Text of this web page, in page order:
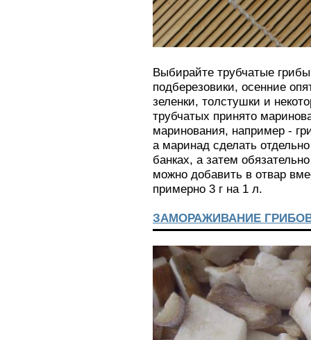
Выбирайте трубчатые
подберезовики, осенние
зеленки, толстушки и
трубчатых принято
маринования, например -
а маринад сделать
банках, а затем
можно добавить в отвар
примерно 3 г на 1 л.
ЗАМОРАЖИВАНИЕ